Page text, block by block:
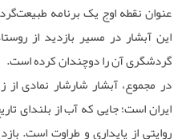
عنوان نقطه اوج یک برنامه
این آبشار در مسیر بازدید از
گردشگری آن را دوچندان کرده است.
در مجموع، آبشار شارشار نمادی
ایران است؛ جایی که آب از بلندای
روایتی از پایداری و طراوت است.